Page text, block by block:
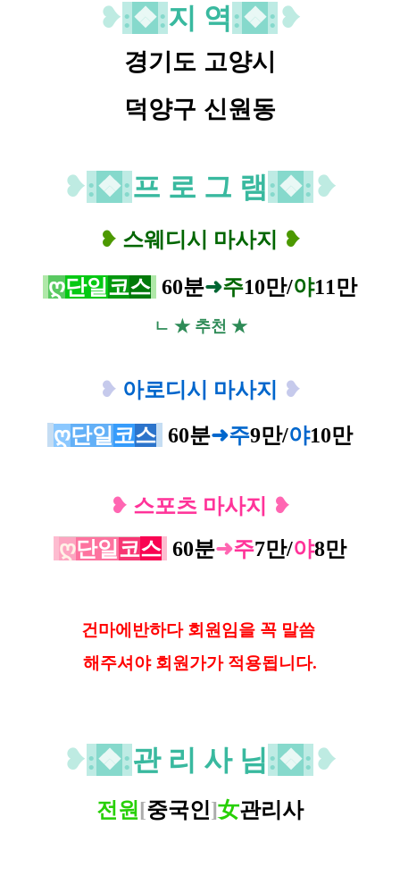
❥:❖:지 역:❖: ❥
경기도 고양시
덕양구 신원동
❥:❖:프 로 그 램:❖: ❥
❥ 스웨디시 마사지 ❥
ღ단일 코스 60분➜주10만/야11만
ㄴ ★ 추천 ★
❥ 아로디시 마사지
❥
ღ단일 코스 60분➜주9만/야10만
❥ 스포츠 마사지
❥
ღ단일 코스 60분➜주7만/야8만
건마에반하다 회원임을 꼭 말씀
해 주셔야 회원가가 적용됩니다.
❥:❖:관 리 사 님:❖: ❥
전원 [중국인]女관리사